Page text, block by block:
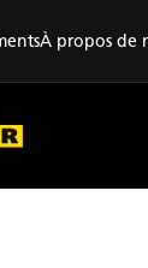
À propos de